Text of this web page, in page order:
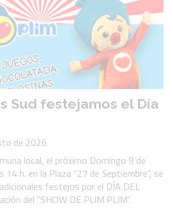
Sud festejamos el Día
de 2026
local, el próximo Domingo 9 de
h. en la Plaza “27 de Septiembre”, se
festejos por el DÍA DEL
del “SHOW DE PLIM PLIM”.